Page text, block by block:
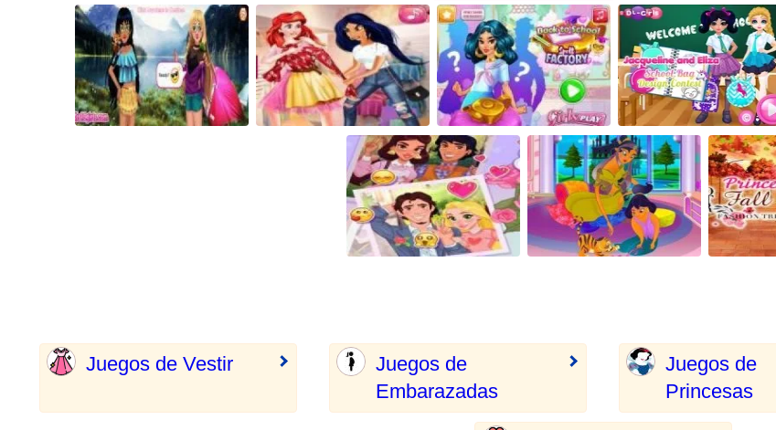
Juegos de Vestir
Juegos de
Embarazadas
Juegos de
Princesas